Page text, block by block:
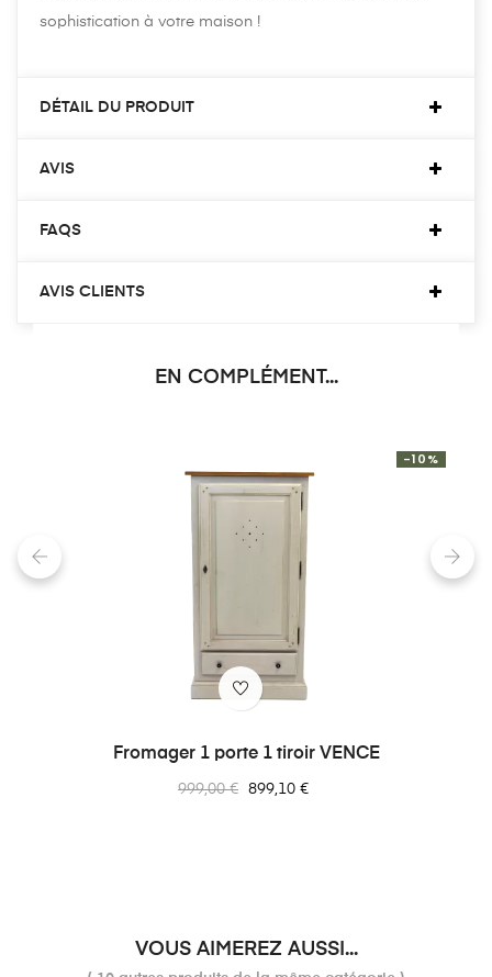
sophistication à votre maison !
DÉTAIL DU PRODUIT
AVIS
FAQS
AVIS CLIENTS
EN COMPLÉMENT...
Fromager 1 porte 1 tiroir VENCE
Prix
999,00 €
-10%
Prix
899,10 €
VOUS AIMEREZ AUSSI...